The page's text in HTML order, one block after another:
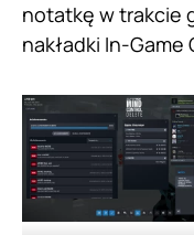
notatkę w trakcie
nakładki In-Game